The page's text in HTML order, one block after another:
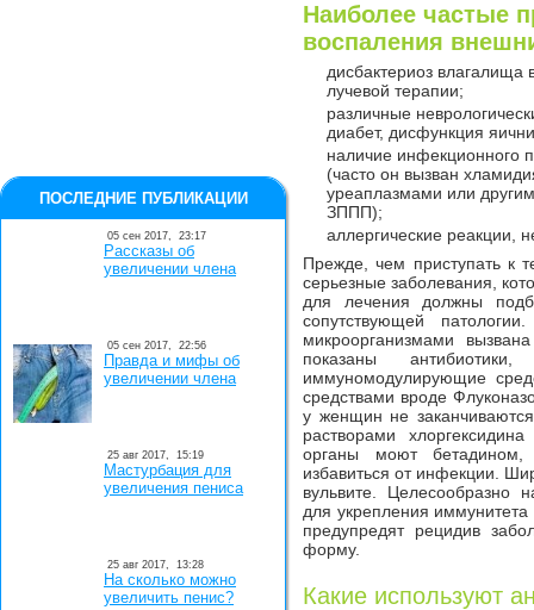
Наиболее частые
воспаления
дисбактериоз влагалища
лучевой терапии;
различные
диабет, дисфункция
наличие инфекционного
(часто он вызван
уреаплазмами или
ЗППП);
аллергические реакции,
Прежде, чем приступать к
серьезные заболевания,
для лечения должны
сопутствующей
микроорганизмами
показаны
иммуномодулирующие
средствами вроде
у женщин не
растворами
органы моют
избавиться от инфекции.
вульвите. Целесообразно
для укрепления иммунитета
предупредят рецидив
форму.
Какие используют
ПОСЛЕДНИЕ ПУБЛИКАЦИИ
05 сен 2017, 23:17
Рассказы об
увеличении члена
05 сен 2017, 22:56
Правда и мифы об
увеличении члена
25 авг 2017, 15:19
Мастурбация для
увеличения пениса
25 авг 2017, 13:28
На сколько можно
увеличить пенис?